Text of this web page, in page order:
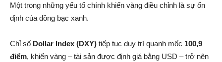
Một trong những yếu tố chính khiến vàng điều chỉnh là sự ổn
định của đồng bạc xanh.
Chỉ số Dollar Index (DXY) tiếp tục duy trì quanh mốc 100,9
điểm, khiến vàng – tài sản được định giá bằng USD – trở nên